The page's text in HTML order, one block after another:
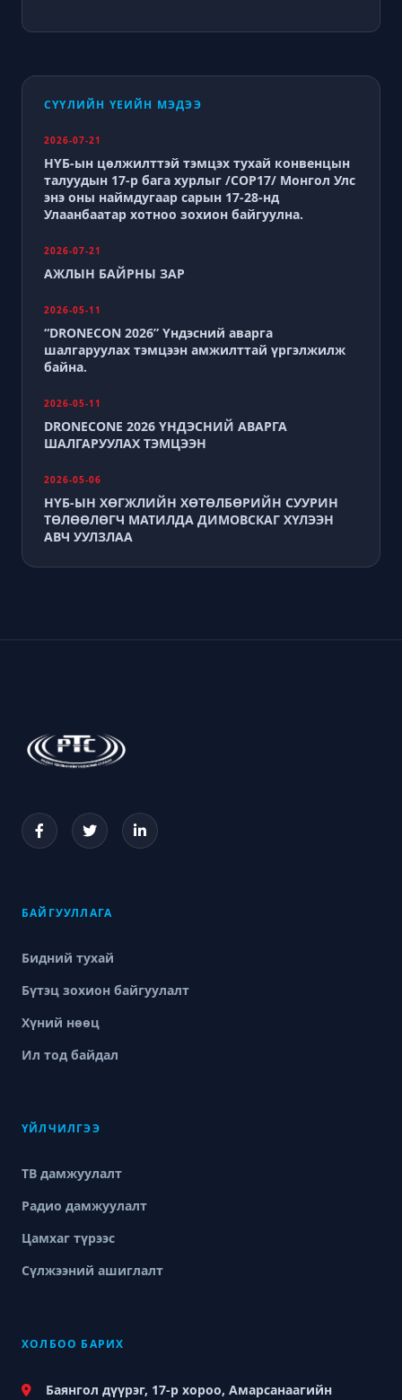
СҮҮЛИЙН ҮЕИЙН МЭДЭЭ
2026-07-21
НҮБ-ын цөлжилттэй тэмцэх тухай конвенцын
талуудын 17-р бага хурлыг /СОР17/ Монгол Улс
энэ оны наймдугаар сарын 17-28-нд
Улаанбаатар хотноо зохион байгуулна.
2026-07-21
АЖЛЫН БАЙРНЫ ЗАР
2026-05-11
“DRONECON 2026” Үндэсний аварга
шалгаруулах тэмцээн амжилттай үргэлжилж
байна.
2026-05-11
DRONECONE 2026 ҮНДЭСНИЙ АВАРГА
ШАЛГАРУУЛАХ ТЭМЦЭЭН
2026-05-06
НҮБ-ЫН ХӨГЖЛИЙН ХӨТӨЛБӨРИЙН СУУРИН
ТӨЛӨӨЛӨГЧ МАТИЛДА ДИМОВСКАГ ХҮЛЭЭН
АВЧ УУЛЗЛАА
БАЙГУУЛЛАГА
Бидний тухай
Бүтэц зохион байгуулалт
Хүний нөөц
Ил тод байдал
ҮЙЛЧИЛГЭЭ
ТВ дамжуулалт
Радио дамжуулалт
Цамхаг түрээс
Сүлжээний ашиглалт
ХОЛБОО БАРИХ
Баянгол дүүрэг, 17-р хороо, Амарсанаагийн